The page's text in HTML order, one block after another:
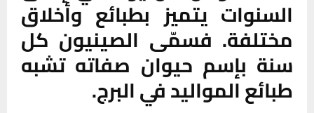
السنوات يتميز بطبائع وأخلاق
مختلفة. فسمّى الصينيون كل
سنة بإسم حيوان صفاته تشبه
طبائع المواليد في البرج.